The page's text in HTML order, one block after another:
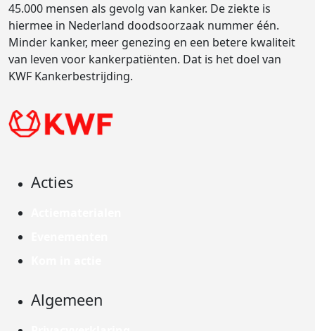
45.000 mensen als gevolg van kanker. De ziekte is
hiermee in Nederland doodsoorzaak nummer één.
Minder kanker, meer genezing en een betere kwaliteit
van leven voor kankerpatiënten. Dat is het doel van
KWF Kankerbestrijding.
Acties
Algemeen